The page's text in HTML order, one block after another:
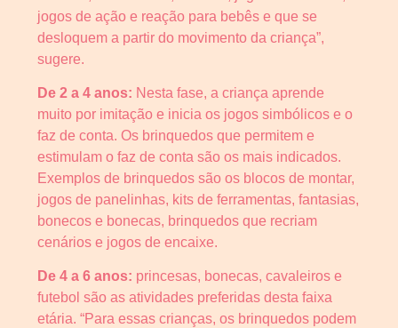
jogos de ação e reação para bebês e que se
desloquem a partir do movimento da criança”,
sugere.
De 2 a 4 anos: Nesta fase, a criança aprende
muito por imitação e inicia os jogos simbólicos e o
faz de conta. Os brinquedos que permitem e
estimulam o faz de conta são os mais indicados.
Exemplos de brinquedos são os blocos de montar,
jogos de panelinhas, kits de ferramentas, fantasias,
bonecos e bonecas, brinquedos que recriam
cenários e jogos de encaixe.
De 4 a 6 anos: princesas, bonecas, cavaleiros e
futebol são as atividades preferidas desta faixa
etária. “Para essas crianças, os brinquedos podem